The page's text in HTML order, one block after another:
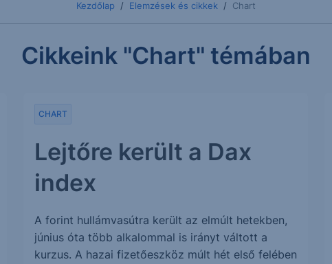
Kezdőlap Elemzések és cikkek Chart
Cikkeink "Chart" témában
Lejtőre került a Dax
index
CHART
A forint hullámvasútra került az elmúlt hetekben,
június óta több alkalommal is irányt váltott a
kurzus. A hazai fizetőeszköz múlt hét első felében